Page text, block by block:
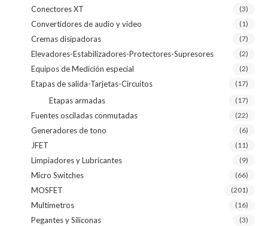
Conectores XT (3)
Convertidores de audio y video (1)
Cremas disipadoras (7)
Elevadores-Estabilizadores-Protectores-Supresores (2)
Equipos de Medición especial (2)
Etapas de salida-Tarjetas-Circuitos (17)
Etapas armadas (17)
Fuentes osciladas conmutadas (22)
Generadores de tono (6)
JFET (11)
Limpiadores y Lubricantes (9)
Micro Switches (66)
MOSFET (201)
Multímetros (16)
Pegantes y Siliconas (3)